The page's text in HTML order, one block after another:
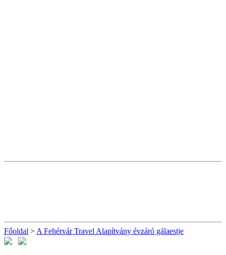
Főoldal > A Fehérvár Travel Alapítvány évzáró gálaestje